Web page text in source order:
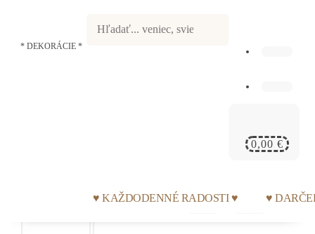
* DEKORÁCIE *
0,00 €
♥ KAŽDODENNÉ RADOSTI ♥ ♥
Poštovné a doprava
Súbory Cookies